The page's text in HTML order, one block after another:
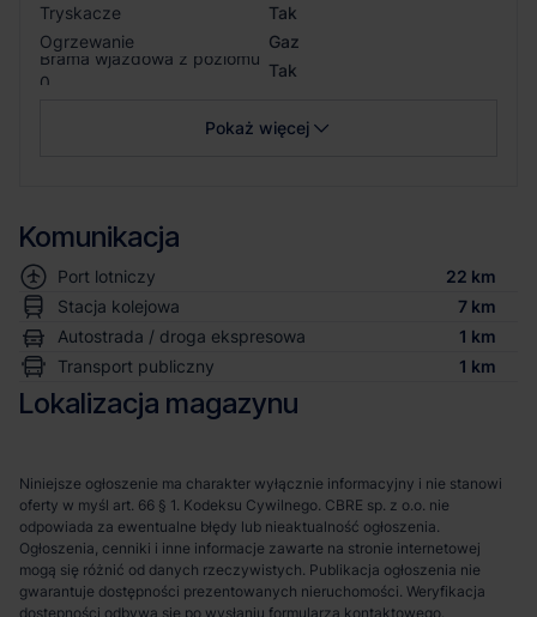
Tryskacze
Tak
Ogrzewanie
Gaz
Brama wjazdowa z poziomu
0
Tak
Pokaż więcej
Komunikacja
Port lotniczy
22 km
Stacja kolejowa
7 km
Autostrada / droga ekspresowa
1 km
Transport publiczny
1 km
Lokalizacja magazynu
Niniejsze ogłoszenie ma charakter wyłącznie informacyjny i nie stanowi
oferty w myśl art. 66 § 1. Kodeksu Cywilnego. CBRE sp. z o.o. nie
odpowiada za ewentualne błędy lub nieaktualność ogłoszenia.
Ogłoszenia, cenniki i inne informacje zawarte na stronie internetowej
mogą się różnić od danych rzeczywistych. Publikacja ogłoszenia nie
gwarantuje dostępności prezentowanych nieruchomości. Weryfikacja
dostępności odbywa się po wysłaniu formularza kontaktowego.